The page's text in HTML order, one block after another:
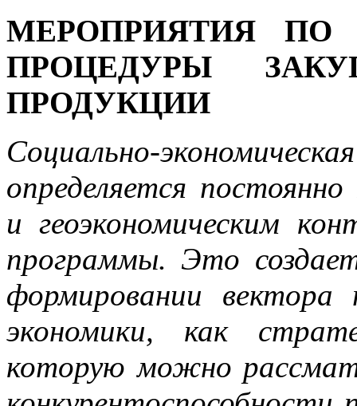
МЕРОПРИЯТИЯ ПО
ПРОЦЕДУРЫ
ПРОДУКЦИИ
Социально-
определяется
и геоэкономическим
программы. Это
формировании вектора
экономики, как
которую можно